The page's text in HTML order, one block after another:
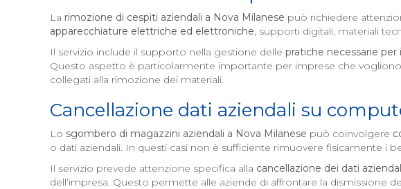
La rimozione di cespiti aziendali a Nova Milanese può richiedere
apparecchiature elettriche ed elettroniche, supporti digitali, materiali
Il servizio include il supporto nella gestione delle pratiche necessarie
Questo aspetto è particolarmente importante per imprese che
collegati alla rimozione dei materiali.
Cancellazione dati aziendali su
Lo sgombero di magazzini aziendali a Nova Milanese può coinvolgere
o dati aziendali. In questi casi non è sufficiente rimuovere fisicamente
Il servizio prevede attenzione specifica alla cancellazione dei dati
dell’impresa. Questo permette alle aziende di affrontare la dismissione